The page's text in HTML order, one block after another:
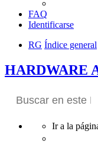
FAQ
Identificarse
RG Índice general
HARDWARE
PáginaIr a la